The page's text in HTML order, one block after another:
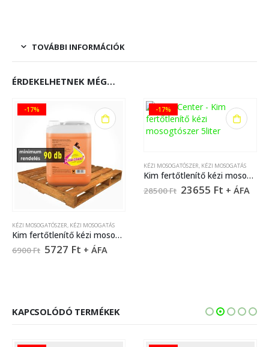
TOVÁBBI INFORMÁCIÓK
ÉRDEKELHETNEK MÉG…
-17%
KÉZI MOSOGATÓSZER, KÉZI MOSOGATÁS
Kim fertőtlenítő kézi mosogatószer – 5 liter
6900Ft 5727 Ft + ÁFA
-17%
KÉZI MOSOGATÓSZER, KÉZI MOSOGATÁS
Kim fertőtlenítő kézi mosogatószer – 22 liter
28500Ft 23655 Ft + ÁFA
KAPCSOLÓDÓ TERMÉKEK